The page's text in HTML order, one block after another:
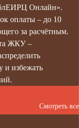
Онлайн».
оплаты – до 10
за расчётным.
ЖКУ –
и избежать
Смотреть все